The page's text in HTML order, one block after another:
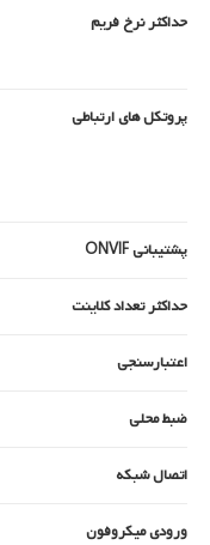
حداکثر نرخ فریم
پروتکل های ارتباطی
پشتیبانی ONVIF
حداکثر تعداد کلاینت
اعتبارسنجی
ضبط محلی
اتصال شبکه
ورودی میکروفون